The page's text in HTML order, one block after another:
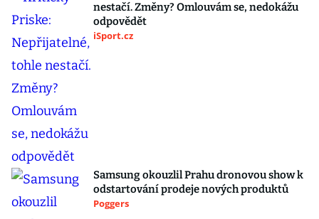
nestačí. Změny? Omlouvám se, nedokážu
odpovědět
iSport.cz
Samsung okouzlil Prahu dronovou show k
odstartování prodeje nových produktů
Poggers